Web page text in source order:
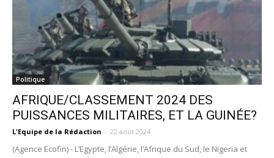
Politique
AFRIQUE/CLASSEMENT 2024 DES
PUISSANCES MILITAIRES, ET LA GUINÉE?
L'Equipe de la Rédaction - 22 août 2024
(Agence Ecofin) - L’Egypte, l’Algérie, l’Afrique du Sud, le Nigeria et